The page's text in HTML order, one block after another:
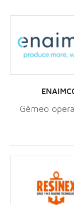
Gêmeo